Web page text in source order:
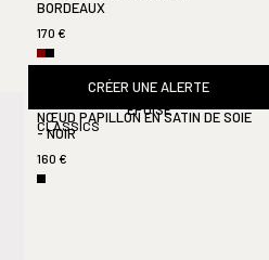
BORDEAUX
170 €
ÉPUISÉ
CRÉER UNE ALERTE
CLASSICS
NŒUD PAPILLON EN SATIN DE SOIE
- NOIR
160 €